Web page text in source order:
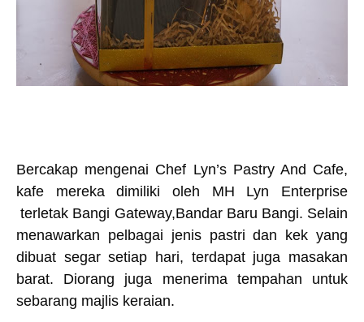
Bercakap mengenai Chef Lyn’s Pastry And Cafe,
kafe mereka dimiliki oleh MH Lyn Enterprise
terletak Bangi Gateway,Bandar Baru Bangi. Selain
menawarkan pelbagai jenis pastri dan kek yang
dibuat segar setiap hari, terdapat juga masakan
barat. Diorang juga menerima tempahan untuk
sebarang majlis keraian.